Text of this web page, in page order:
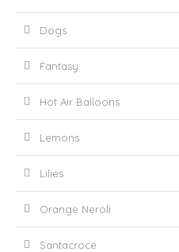
Dogs
Fantasy
Hot Air Balloons
Lemons
Lilies
Orange Neroli
Santacroce